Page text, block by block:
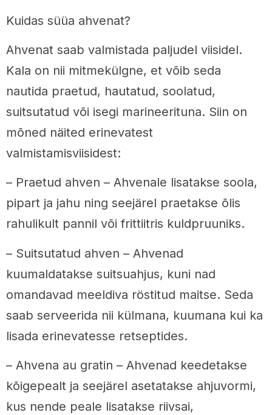
Kuidas süüa ahvenat?
Ahvenat saab valmistada paljudel viisidel.
Kala on nii mitmekülgne, et võib seda
nautida praetud, hautatud, soolatud,
suitsutatud või isegi marineerituna. Siin on
mõned näited erinevatest
valmistamisviisidest:
– Praetud ahven – Ahvenale lisatakse soola,
pipart ja jahu ning seejärel praetakse õlis
rahulikult pannil või frittiitris kuldpruuniks.
– Suitsutatud ahven – Ahvenad
kuumaldatakse suitsuahjus, kuni nad
omandavad meeldiva röstitud maitse. Seda
saab serveerida nii külmana, kuumana kui ka
lisada erinevatesse retseptides.
– Ahvena au gratin – Ahvenad keedetakse
kõigepealt ja seejärel asetatakse ahjuvormi,
kus nende peale lisatakse riivsai,